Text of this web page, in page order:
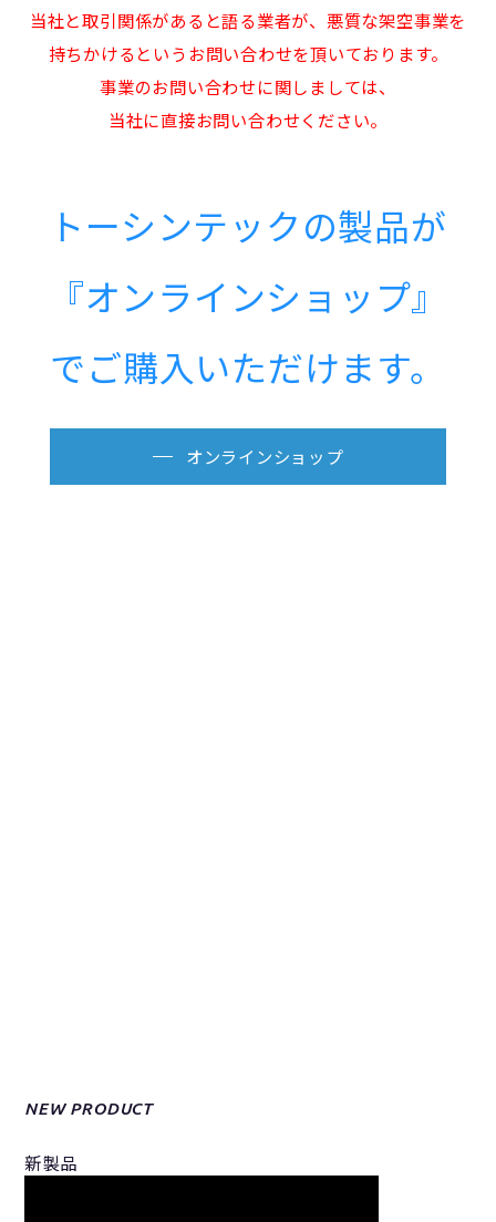
当社と取引関係があると語る業者が、悪質な架空事業を
持ちかけるというお問い合わせを頂いております。
事業のお問い合わせに関しましては、
当社に直接お問い合わせください。
トーシンテックの製品が
『オンラインショップ』
でご購入いただけます。
オンラインショップ
NEW PRODUCT
新製品